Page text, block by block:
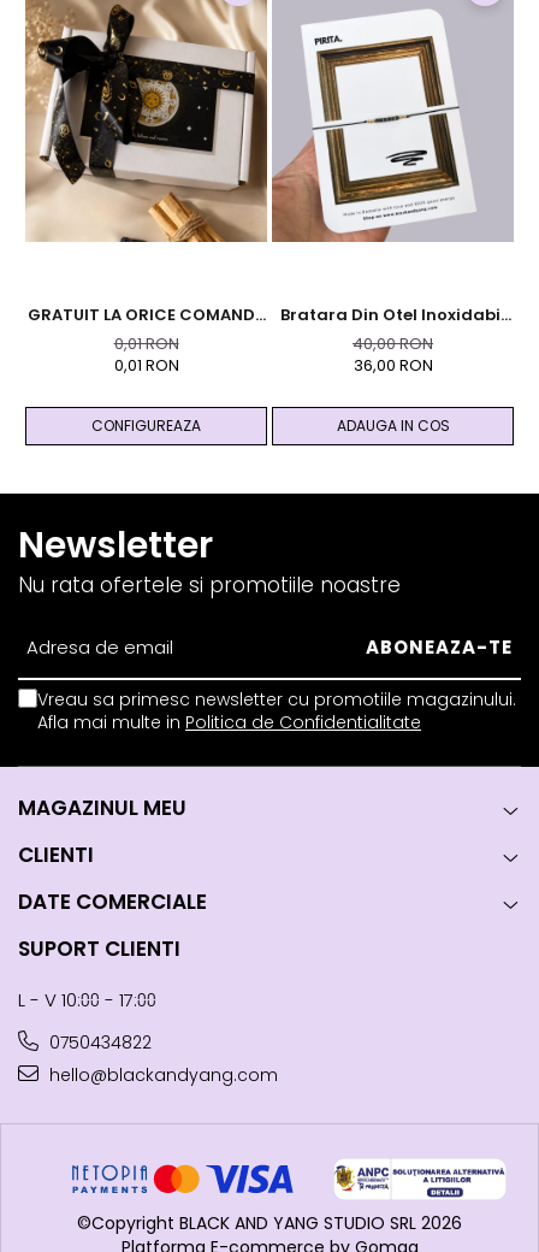
GRATUIT LA ORICE COMANDA
PESTE 99 RON - Cutie
Personalizata Cadou Black
0,01 RON
0,01 RON
CONFIGUREAZA
Bratara Din Otel Inoxidabil
Auriu Cu Cristale Naturale
De Pirita - Abundenta,
40,00 RON
36,00 RON
ADAUGA IN COS
Newsletter
Nu rata ofertele si promotiile noastre
Vreau sa primesc newsletter cu promotiile magazinului.
Afla mai multe in Politica de Confidentialitate
MAGAZINUL MEU
CLIENTI
DATE COMERCIALE
SUPORT CLIENTI
L - V 10:⩇⩇ - 17:⩇⩇
0750434822
hello@blackandyang.com
©Copyright BLACK AND YANG STUDIO SRL 2026